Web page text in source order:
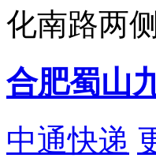
化南路两
合肥蜀山
中通快递